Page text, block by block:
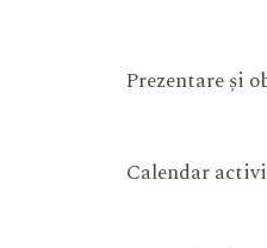
Prezentare și
Calendar